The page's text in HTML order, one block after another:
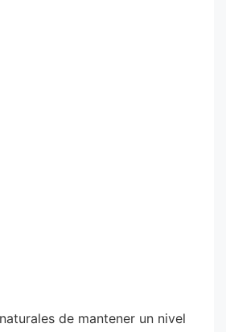
de mantener un nivel